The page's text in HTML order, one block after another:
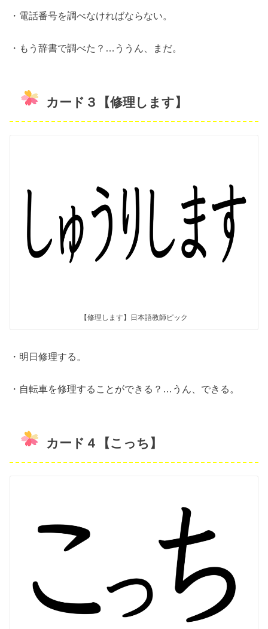
・電話番号を調べなければならない。
・もう辞書で調べた？…ううん、まだ。
カード３【修理します】
【修理します】日本語教師ピック
・明日修理する。
・自転車を修理することができる？…うん、できる。
カード４【こっち】